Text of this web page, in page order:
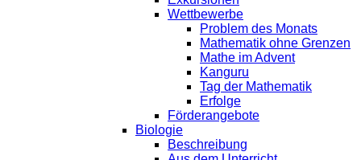
Wettbewerbe
Problem des Monats
Mathematik ohne Grenzen
Mathe im Advent
Kanguru
Tag der Mathematik
Erfolge
Förderangebote
Biologie
Beschreibung